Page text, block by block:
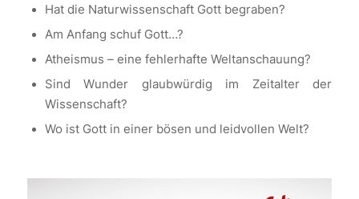
Hat die Naturwissenschaft Gott begraben?
Am Anfang schuf Gott…?
Atheismus – eine fehlerhafte Weltanschauung?
Sind Wunder glaubwürdig im Zeitalter der
Wissenschaft?
Wo ist Gott in einer bösen und leidvollen Welt?